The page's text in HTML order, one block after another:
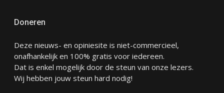
Doneren
Deze nieuws- en opiniesite is niet-commercieel,
onafhankelijk en 100% gratis voor iedereen.
Dat is enkel mogelijk door de steun van onze lezers.
Wij hebben jouw steun hard nodig!